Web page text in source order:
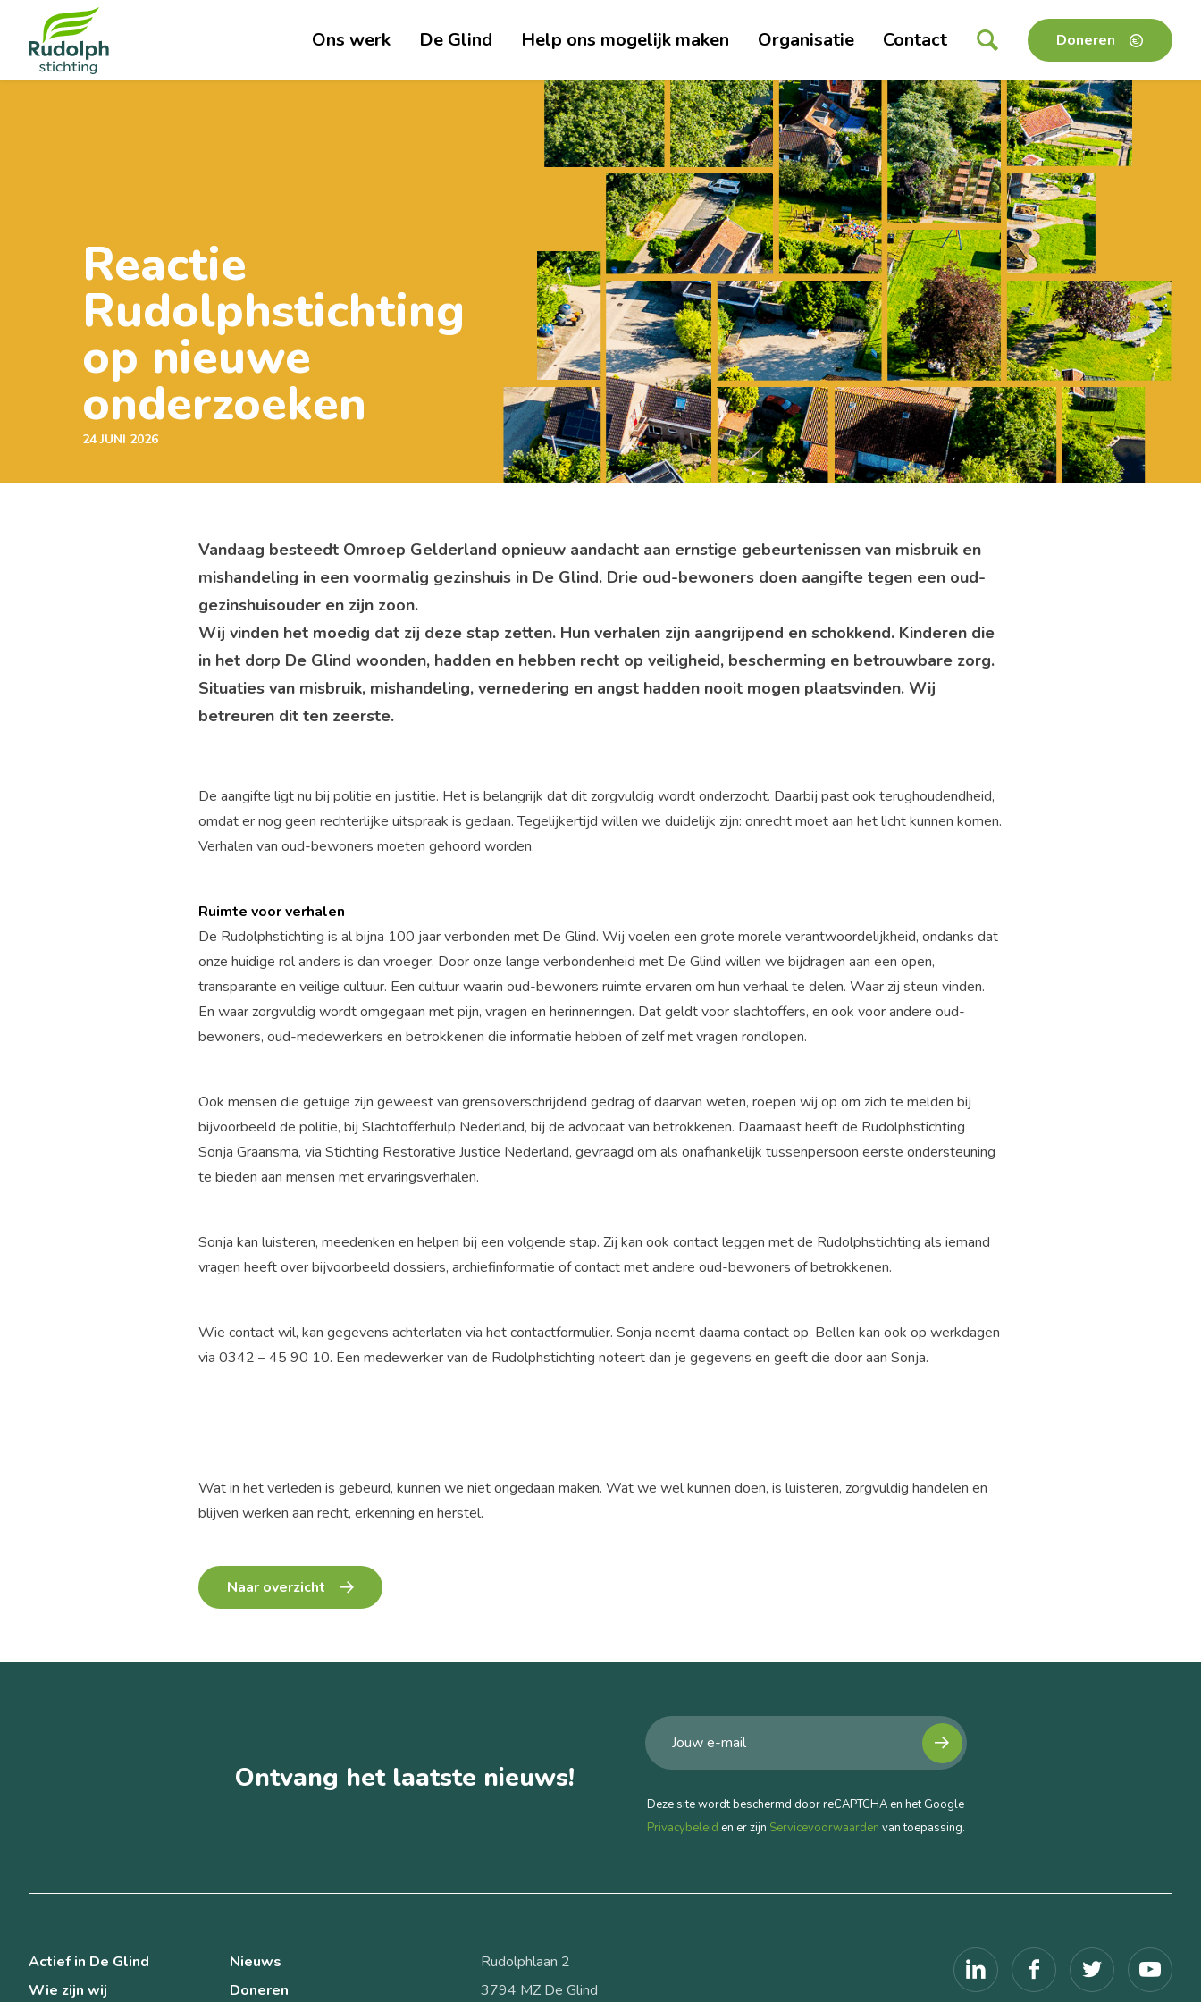
Ons werk De Glind Help ons mogelijk maken Organisatie Contact Doneren
Ons werk De Glind Help ons mogelijk maken Organisatie
Reactie
Rudolphstichting
op nieuwe
onderzoeken
24 JUNI 2026
Vandaag besteedt Omroep Gelderland opnieuw aandacht aan ernstige gebeurtenissen van misbruik en
mishandeling in een voormalig gezinshuis in De Glind. Drie oud-bewoners doen aangifte tegen een oud-
gezinshuisouder en zijn zoon.
Wij vinden het moedig dat zij deze stap zetten. Hun verhalen zijn aangrijpend en schokkend. Kinderen die
in het dorp De Glind woonden, hadden en hebben recht op veiligheid, bescherming en betrouwbare zorg.
Situaties van misbruik, mishandeling, vernedering en angst hadden nooit mogen plaatsvinden. Wij
betreuren dit ten zeerste.
De aangifte ligt nu bij politie en justitie. Het is belangrijk dat dit zorgvuldig wordt onderzocht. Daarbij past ook terughoudendheid,
omdat er nog geen rechterlijke uitspraak is gedaan. Tegelijkertijd willen we duidelijk zijn: onrecht moet aan het licht kunnen komen.
Verhalen van oud-bewoners moeten gehoord worden.
Ruimte voor verhalen
De Rudolphstichting is al bijna 100 jaar verbonden met De Glind. Wij voelen een grote morele verantwoordelijkheid, ondanks dat
onze huidige rol anders is dan vroeger. Door onze lange verbondenheid met De Glind willen we bijdragen aan een open,
transparante en veilige cultuur. Een cultuur waarin oud-bewoners ruimte ervaren om hun verhaal te delen. Waar zij steun vinden.
En waar zorgvuldig wordt omgegaan met pijn, vragen en herinneringen. Dat geldt voor slachtoffers, en ook voor andere oud-
bewoners, oud-medewerkers en betrokkenen die informatie hebben of zelf met vragen rondlopen.
Ook mensen die getuige zijn geweest van grensoverschrijdend gedrag of daarvan weten, roepen wij op om zich te melden bij
bijvoorbeeld de politie, bij Slachtofferhulp Nederland, bij de advocaat van betrokkenen. Daarnaast heeft de Rudolphstichting
Sonja Graansma, via Stichting Restorative Justice Nederland, gevraagd om als onafhankelijk tussenpersoon eerste ondersteuning
te bieden aan mensen met ervaringsverhalen.
Sonja kan luisteren, meedenken en helpen bij een volgende stap. Zij kan ook contact leggen met de Rudolphstichting als iemand
vragen heeft over bijvoorbeeld dossiers, archiefinformatie of contact met andere oud-bewoners of betrokkenen.
Wie contact wil, kan gegevens achterlaten via het contactformulier. Sonja neemt daarna contact op. Bellen kan ook op werkdagen
via 0342 – 45 90 10. Een medewerker van de Rudolphstichting noteert dan je gegevens en geeft die door aan Sonja.
Wat in het verleden is gebeurd, kunnen we niet ongedaan maken. Wat we wel kunnen doen, is luisteren, zorgvuldig handelen en
blijven werken aan recht, erkenning en herstel.
Naar overzicht
Ontvang het laatste nieuws!
Deze site wordt beschermd door reCAPTCHA en het Google
Privacybeleid en er zijn Servicevoorwaarden van toepassing.
Actief in De Glind
Wie zijn wij
Nieuws
Doneren
Rudolphlaan 2
3794 MZ De Glind